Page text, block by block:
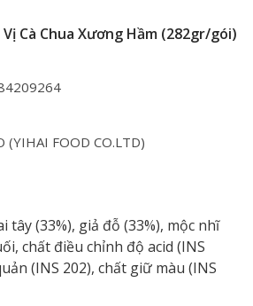
Cà Chua Xương Hầm (282gr/gói)
(YIHAI FOOD CO.LTD)
tây (33%), giả đỗ (33%), mộc nhĩ
chất điều chỉnh độ acid (INS
(INS 202), chất giữ màu (INS